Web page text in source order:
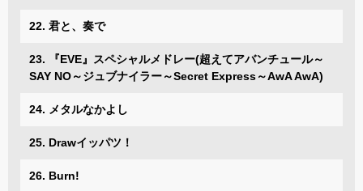
22. 君と、奏で
23. 『EVE』スペシャルメドレー(超えてアバンチュール～
SAY NO～ジュブナイラー～Secret Express～AwA AwA)
24. メタルなかよし
25. Drawイッパツ！
26. Burn!